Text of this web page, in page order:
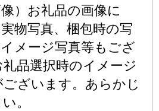
）お礼品の画像に
物写真、梱包時の写
メージ写真等もござ
品選択時のイメージ
ざいます。あらかじ
。